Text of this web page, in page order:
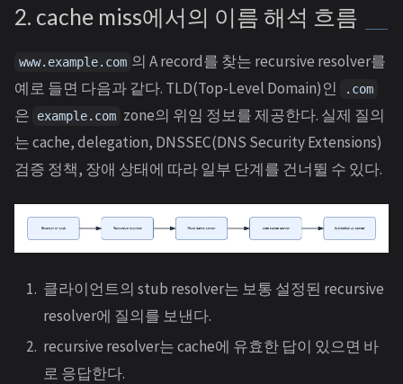
2. cache miss에서의 이름 해석 흐름
www.example.com 의 A record를 찾는 recursive resolver를
예로 들면 다음과 같다. TLD(Top-Level Domain)인
.com
은 example.com zone의 위임 정보를 제공한다. 실제 질의
는 cache, delegation, DNSSEC(DNS Security Extensions)
검증 정책, 장애 상태에 따라 일부 단계를 건너뛸 수 있다.
클라이언트의 stub resolver는 보통 설정된 recursive
resolver에 질의를 보낸다.
recursive resolver는 cache에 유효한 답이 있으면 바
로 응답한다.